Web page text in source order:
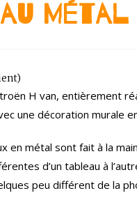
Métal
H van, entièrement
une décoration murale
en métal sont fait à la
d’un tableau à
peu différent de la